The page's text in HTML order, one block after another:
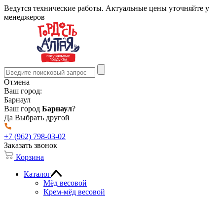
Ведутся технические работы. Актуальные цены уточняйте у
менеджеров
Отмена
Ваш город:
Барнаул
Ваш город Барнаул?
Да Выбрать другой
+7 (962) 798-03-02
Заказать звонок
Корзина
Каталог
Мёд весовой
Крем-мёд весовой